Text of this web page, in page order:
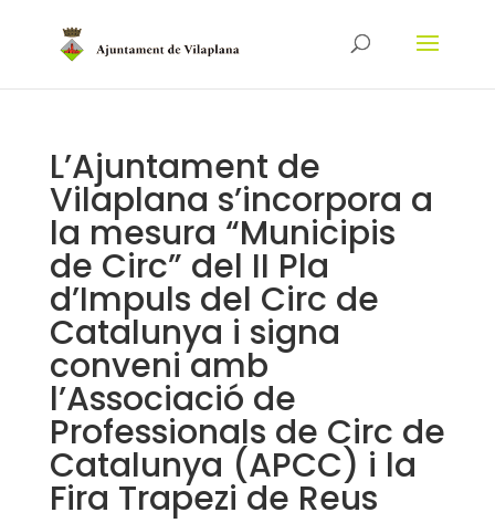
L’Ajuntament de
Vilaplana s’incorpora a
la mesura “Municipis
de Circ” del II Pla
d’Impuls del Circ de
Catalunya i signa
conveni amb
l’Associació de
Professionals de Circ de
Catalunya (APCC) i la
Fira Trapezi de Reus